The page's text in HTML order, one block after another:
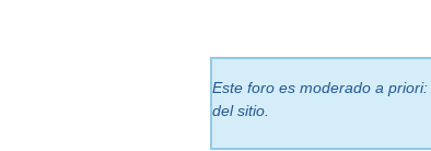
Este foro es moderado a
del sitio.